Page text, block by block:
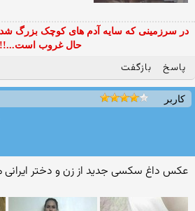
در سرزمینی که سایه آدم های کوچک بزرگ شد
حال غروب
پاسخ بازگفت
کاربر
عکس داغ سکسی جدید از زن و دختر